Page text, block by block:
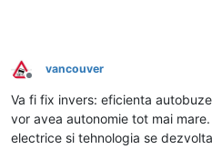
Deconectat
vancouver
Va fi fix invers: eficienta
vor avea autonomie tot mai
electrice si tehnologia se